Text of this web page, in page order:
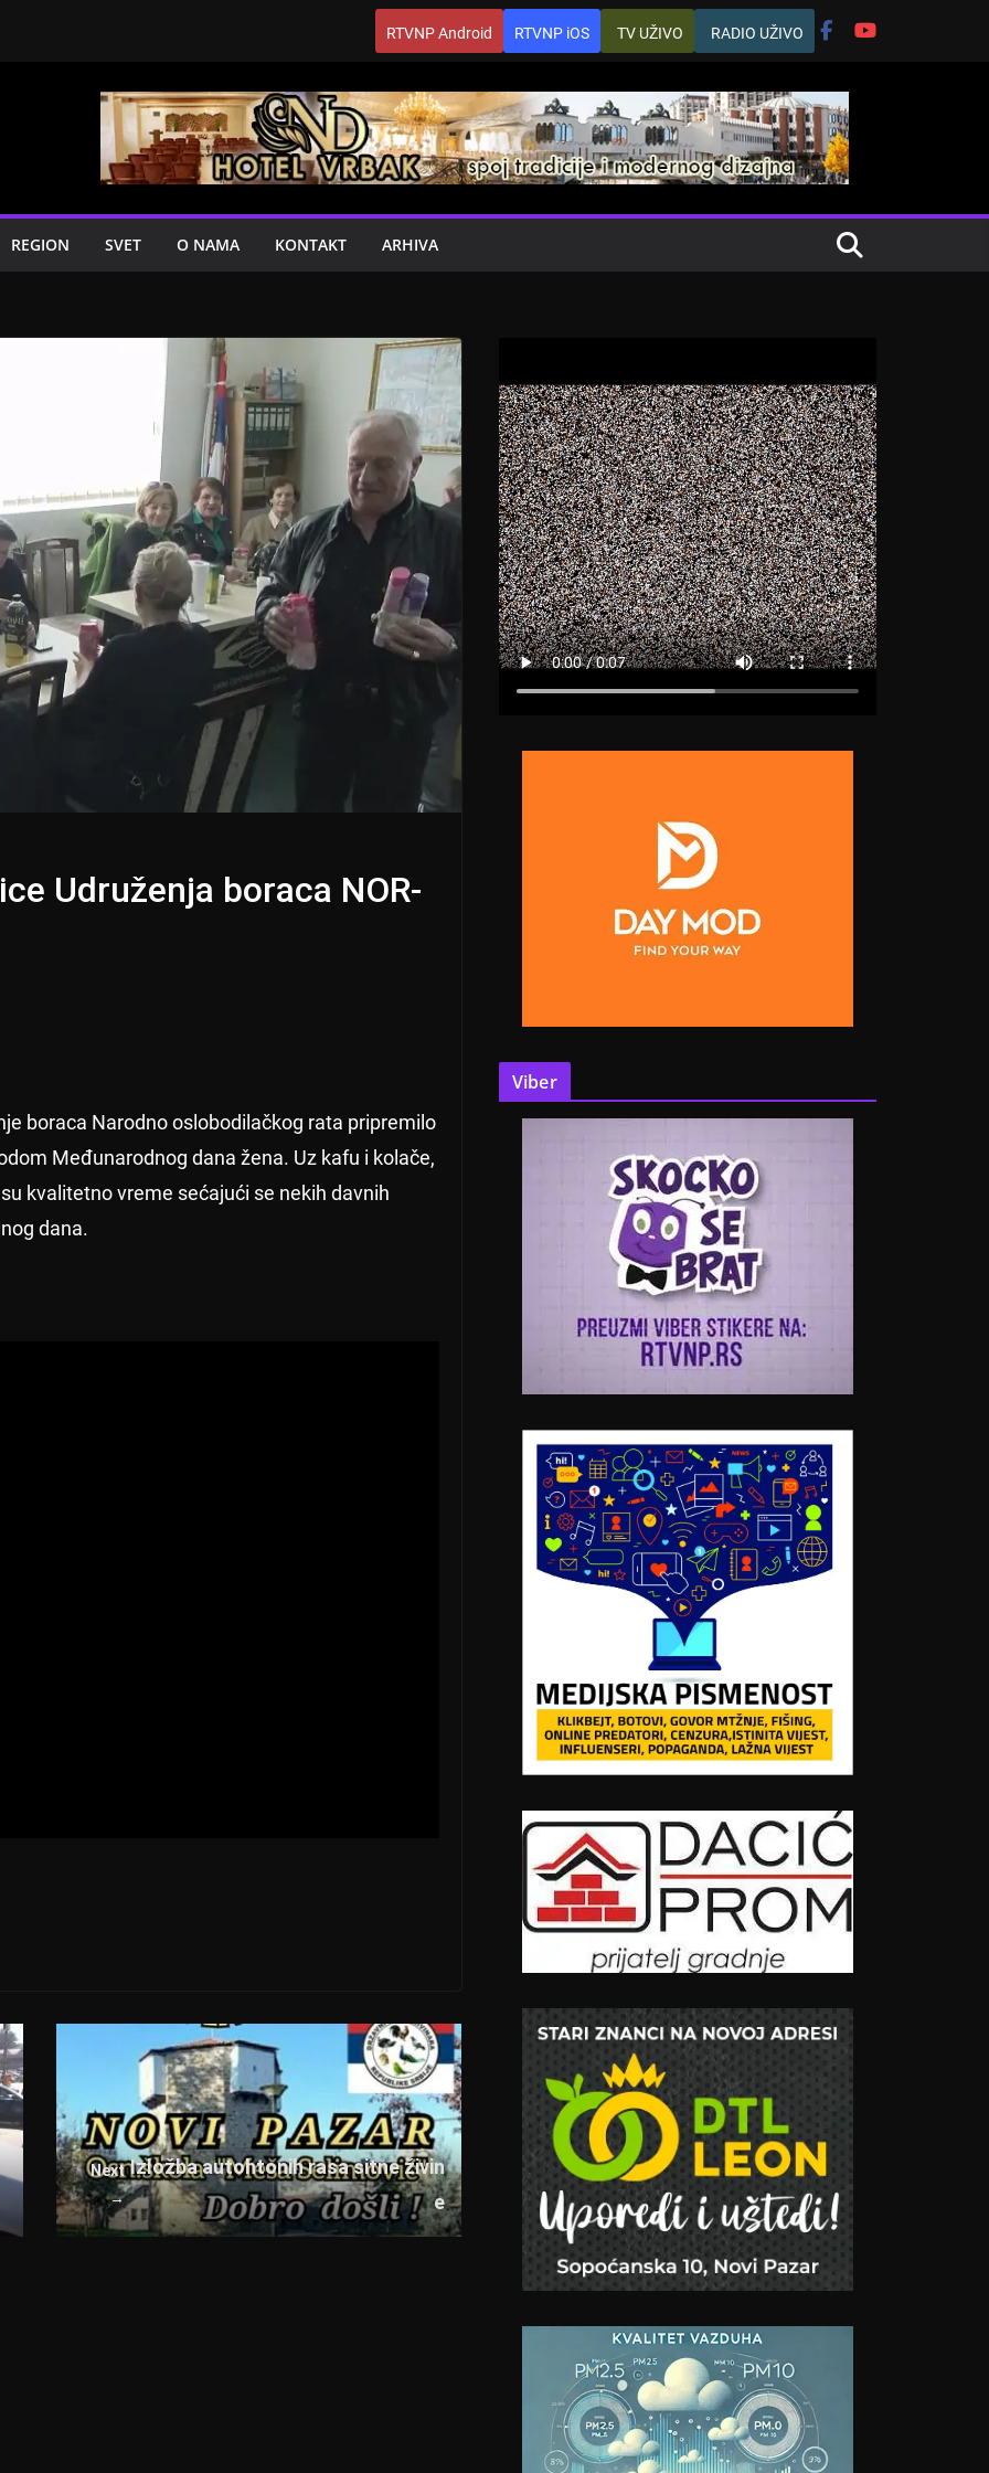
RTVNP Android RTVNP iOS TV UŽIVO RADIO UŽIVO
REGION SVET O NAMA KONTAKT ARHIVA
Udruženja boraca NOR-
boraca Narodno oslobodilačkog rata pripremilo
Međunarodnog dana žena. Uz kafu i kolače,
kvalitetno vreme sećajući se nekih davnih
dana.
Next
→
Izložba autohtonih rasa sitne živin
e
Viber